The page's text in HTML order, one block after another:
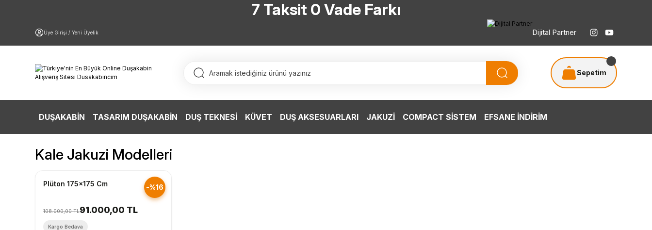
7 Taksit 0 Vade Farkı
Üye Girişi / Yeni Üyelik
TÜRKİYE’NİN HERYERİNE ÜCRETSİZ KARGO
Dijital Partner
Sepetim
DUŞAKABİN TASARIM DUŞAKABİN DUŞ TEKNESİ KÜVET DUŞ AKSESUARLARI JAKUZİ COMPACT SİSTEM EFSANE İNDİRİM
Kale Jakuzi Modelleri
-%16
Plüton 175x175 Cm
108.000,00 TL91.000,00 TL
Kargo Bedava